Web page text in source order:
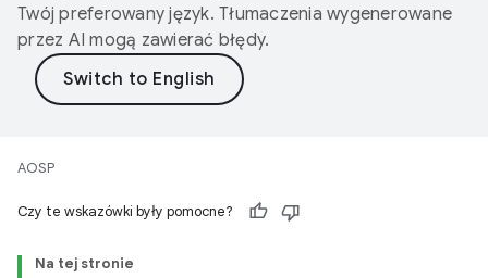
Twój preferowany język. Tłumaczenia wygenerowane
przez AI mogą zawierać błędy.
AOSP
Czy te wskazówki były pomocne?
Na tej stronie